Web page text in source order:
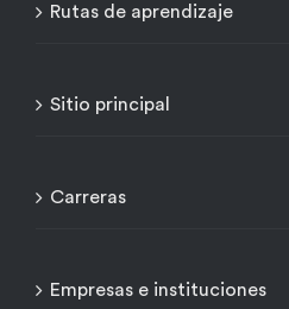
Rutas de aprendizaje
Sitio principal
Carreras
Empresas e instituciones